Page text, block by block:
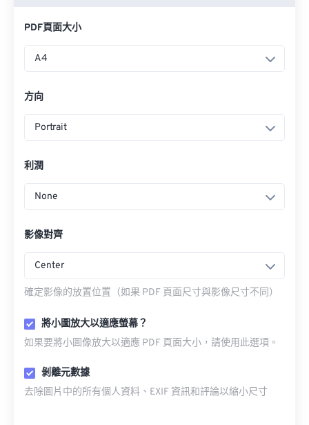
PDF頁面大小
A4
方向
Portrait
利潤
None
影像對齊
Center
確定影像的放置位置（如果 PDF 頁面尺寸與影像尺寸不同）
將小圖放大以適應螢幕？
如果要將小圖像放大以適應 PDF 頁面大小，請使用此選項。
剝離元數據
去除圖片中的所有個人資料、EXIF 資訊和評論以縮小尺寸